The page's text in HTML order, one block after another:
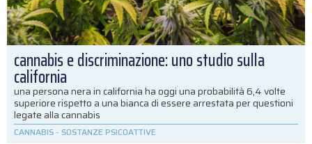
cannabis e discriminazione: uno studio sulla
california
una persona nera in california ha oggi una probabilità 6,4 volte
superiore rispetto a una bianca di essere arrestata per questioni
legate alla cannabis
CANNABIS - SOSTANZE PSICOATTIVE